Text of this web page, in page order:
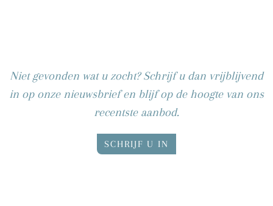
Niet gevonden wat u zocht? Schrijf u dan vrijblijvend
in op onze nieuwsbrief en blijf op de hoogte van ons
recentste aanbod.
SCHRIJF U IN